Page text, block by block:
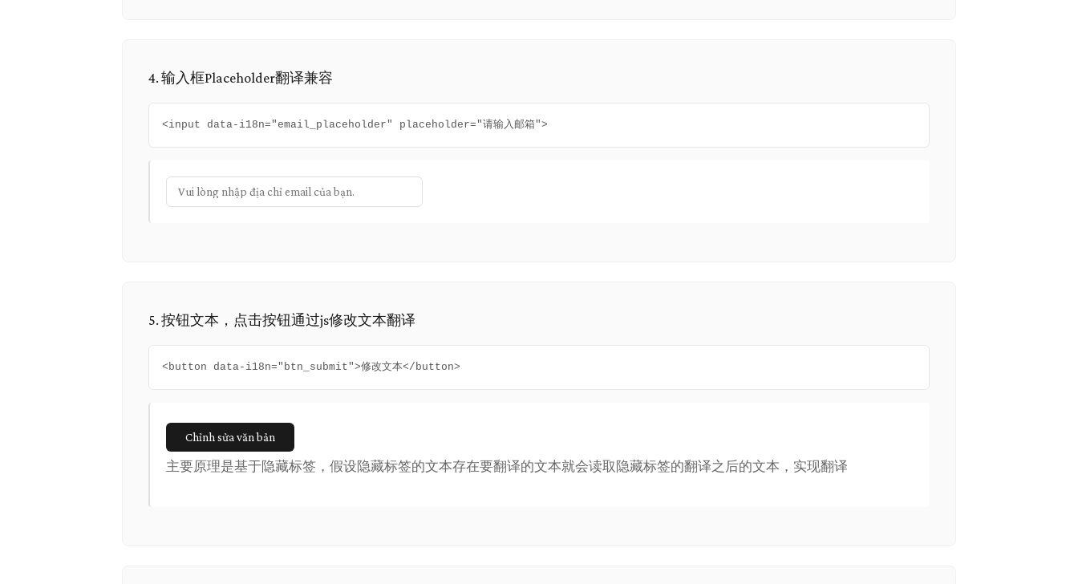
4. 输入框Placeholder翻译兼容
<input data-i18n="email_placeholder" placeholder="请输入邮箱">
5. 按钮文本，点击按钮通过js修改文本翻译
<button data-i18n="btn_submit">修改文本</button>
Chỉnh sửa văn bản
主要原理是基于隐藏标签，假设隐藏标签的文本存在要翻译的文本就会读取隐藏标签的翻译之后的文本，实现翻译